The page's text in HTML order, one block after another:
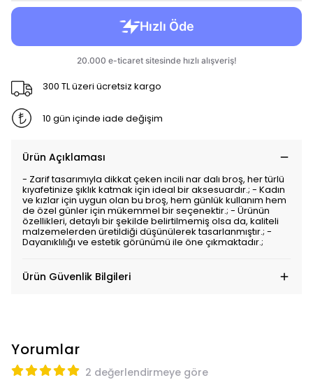
300 TL üzeri ücretsiz kargo
10 gün içinde iade değişim
Ürün Açıklaması
- Zarif tasarımıyla dikkat çeken incili nar dalı broş, her türlü
kıyafetinize şıklık katmak için ideal bir aksesuardır.; - Kadın
ve kızlar için uygun olan bu broş, hem günlük kullanım hem
de özel günler için mükemmel bir seçenektir.; - Ürünün
özellikleri, detaylı bir şekilde belirtilmemiş olsa da, kaliteli
malzemelerden üretildiği düşünülerek tasarlanmıştır.; -
Dayanıklılığı ve estetik görünümü ile öne çıkmaktadır.;
Ürün Güvenlik Bilgileri
Yorumlar
2 değerlendirmeye göre